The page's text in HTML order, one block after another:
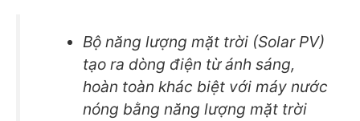
Bộ năng lượng mặt trời (Solar PV)
tạo ra dòng điện từ ánh sáng,
hoàn toàn khác biệt với máy nước
nóng bằng năng lượng mặt trời